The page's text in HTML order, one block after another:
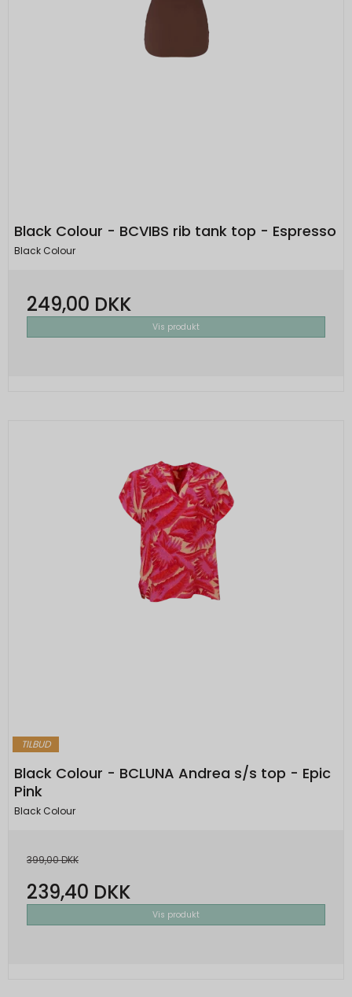
Black Colour - BCVIBS rib tank top - Espresso
Black Colour
249,00 DKK
Vis produkt
TILBUD
Black Colour - BCLUNA Andrea s/s top - Epic
Pink
Black Colour
399,00 DKK
239,40 DKK
Vis produkt